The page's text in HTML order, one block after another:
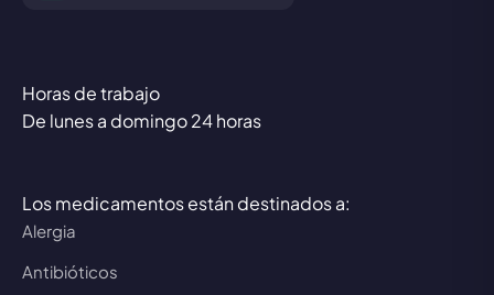
Horas de trabajo
De lunes a domingo 24 horas
Los medicamentos están destinados a:
Alergia
Antibióticos